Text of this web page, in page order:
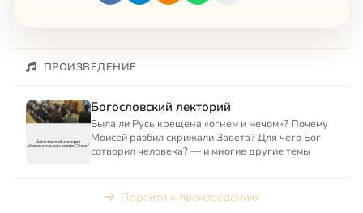
ПРОИЗВЕДЕНИЕ
Богословский лекторий
Была ли Русь крещена «огнем и мечом»? Почему
Моисей разбил скрижали Завета? Для чего Бог
сотворил человека? — и многие другие темы
Перейти к произведению